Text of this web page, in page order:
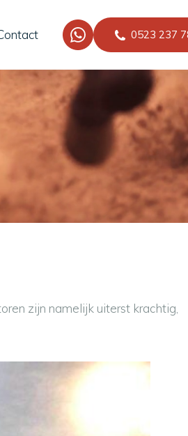
0523 237
zijn namelijk uiterst krachtig,